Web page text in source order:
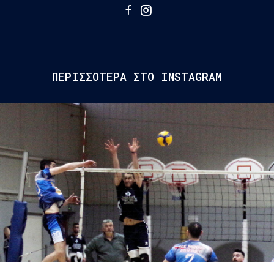
ΠΕΡΙΣΣΟΤΕΡΑ ΣΤΟ INSTAGRAM